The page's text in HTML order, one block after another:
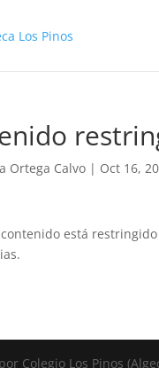
Ortega Calvo | Oct 16,
está
Colegio Los Pinos